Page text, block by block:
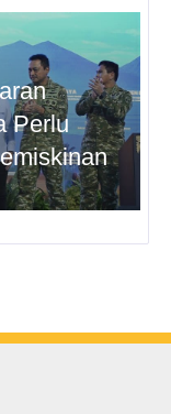
Perlu